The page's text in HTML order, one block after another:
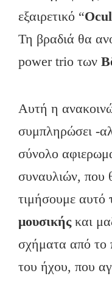
εξαιρετικό “
Τη βραδιά θα
power trio των B
Αυτή η
συμπληρώσει -
σύνολο
συναυλιών, που
τιμήσουμε αυτό
μουσικής και
σχήματα από το
του ήχου, που